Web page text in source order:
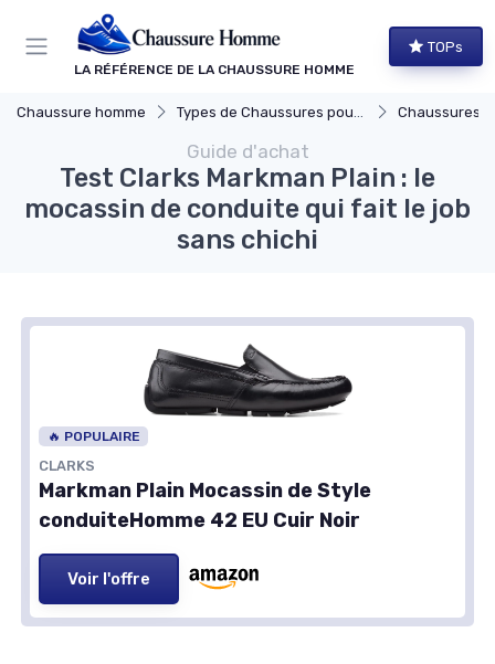
LA RÉFÉRENCE DE LA CHAUSSURE HOMME
TOPs
Chaussure homme Types de Chaussures pour Hommes Chaussures
Guide d'achat
Test Clarks Markman Plain : le
mocassin de conduite qui fait le job
sans chichi
🔥 POPULAIRE
CLARKS
Markman Plain Mocassin de Style
conduiteHomme 42 EU Cuir Noir
Voir l'offre
Panneau de gestion des cookies